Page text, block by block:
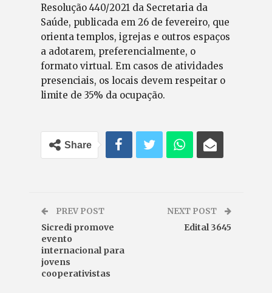
Resolução 440/2021 da Secretaria da
Saúde, publicada em 26 de fevereiro, que
orienta templos, igrejas e outros espaços
a adotarem, preferencialmente, o
formato virtual. Em casos de atividades
presenciais, os locais devem respeitar o
limite de 35% da ocupação.
Share
PREV POST
Sicredi promove
evento
internacional para
jovens
cooperativistas
NEXT POST
Edital 3645